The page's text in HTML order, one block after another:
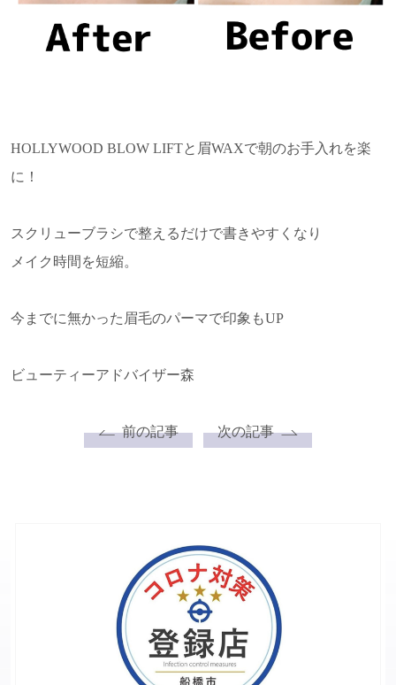
HOLLYWOOD BLOW LIFTと眉WAXで朝のお手入れを楽
に！
スクリューブラシで整えるだけで書きやすくなり
メイク時間を短縮。
今までに無かった眉毛のパーマで印象もUP
ビューティーアドバイザー森
前の記事 次の記事